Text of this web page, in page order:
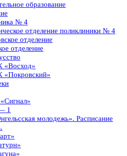
образование
№ 4
отделение поликлиники № 4
отделение
отделение
1
молодежь». Расписание